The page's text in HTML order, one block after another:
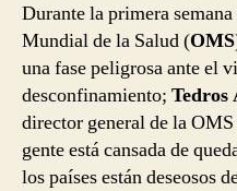
Durante la primera
Mundial de la Salud (OMS
una fase peligrosa ante el
desconfinamiento; Tedros
director general de la
gente está cansada de
los países están deseosos